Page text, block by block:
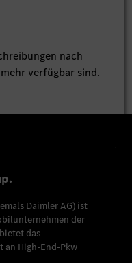
nach
verfügbar sind.
Daimler AG) ist
der
bietet das
an High-End-Pkw